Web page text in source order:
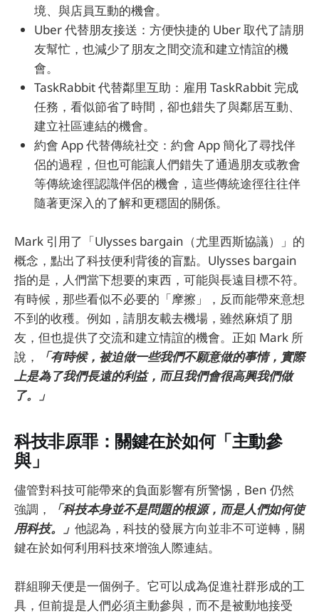
境、與店員互動的機會。
Uber 代替朋友接送：方便快捷的 Uber 取代了請朋
友幫忙，也減少了朋友之間交流和建立情誼的機
會。
TaskRabbit 代替鄰里互助：雇用 TaskRabbit 完成
任務，看似節省了時間，卻也錯失了與鄰居互動、
建立社區連結的機會。
約會 App 代替傳統社交：約會 App 簡化了尋找伴
侶的過程，但也可能讓人們錯失了通過朋友或教會
等傳統途徑認識伴侶的機會，這些傳統途徑往往伴
隨著更深入的了解和更穩固的關係。
Mark 引用了「Ulysses bargain（尤里西斯協議）」的
概念，點出了科技便利背後的盲點。Ulysses bargain
指的是，人們當下想要的東西，可能與長遠目標不符。
有時候，那些看似不必要的「摩擦」，反而能帶來意想
不到的收穫。例如，請朋友載去機場，雖然麻煩了朋
友，但也提供了交流和建立情誼的機會。正如 Mark 所
說，
「有時候，被迫做一些我們不願意做的事情，實際
上是為了我們長遠的利益，而且我們會很高興我們做
了。」
科技非原罪：關鍵在於如何「主動參
與」
儘管對科技可能帶來的負面影響有所警惕，Ben 仍然
強調，
「科技本身並不是問題的根源，而是人們如何使
用科技。」 他認為，科技的發展方向並非不可逆轉，關
鍵在於如何利用科技來增強人際連結。
群組聊天便是一個例子。它可以成為促進社群形成的工
具，但前提是人們必須主動參與，而不是被動地接受